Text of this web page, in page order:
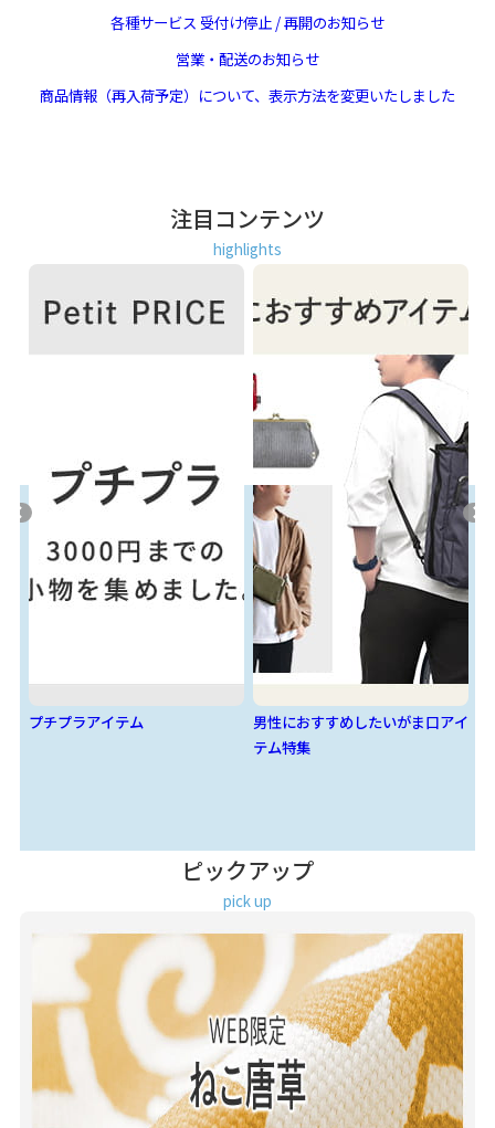
各種サービス 受付け停止 / 再開のお知らせ
営業・配送のお知らせ
商品情報（再入荷予定）について、表示方法を変更いたしました
注目コンテンツ
highlights
プチプラアイテム
男性におすすめしたいがま口アイ
テム特集
ピックアップ
pick up